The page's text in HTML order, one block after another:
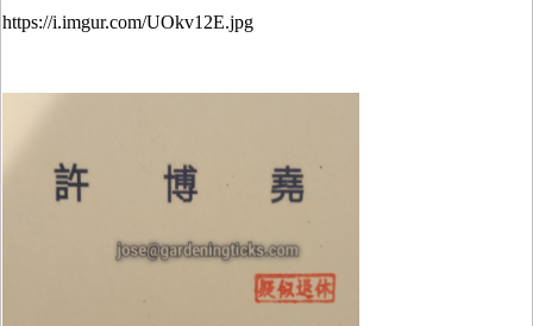
https://i.imgur.com/UOkv12E.jpg